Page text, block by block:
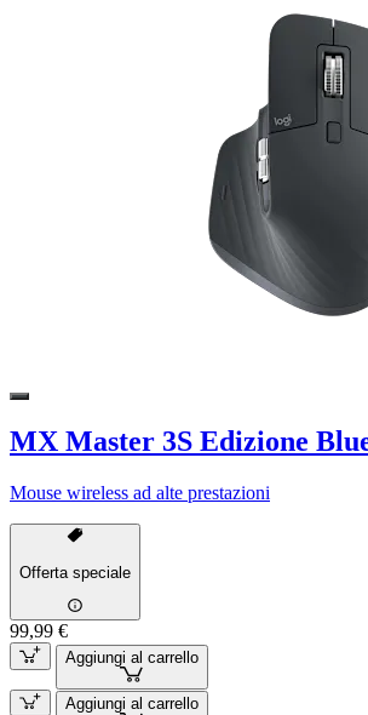
MX Master 3S Edizione
Mouse wireless ad alte prestazioni
Offerta speciale
99,99 €
Aggiungi al carrello
Aggiungi al carrello